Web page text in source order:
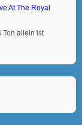
At The Royal
Ton allein ist